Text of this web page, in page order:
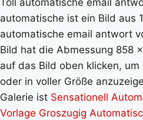
Toll automatische email
automatische ist ein Bild aus
automatische email antwort
Bild hat die Abmessung 858
auf das Bild oben klicken,
oder in voller Größe
Galerie ist Sensationell
Vorlage Groszugig